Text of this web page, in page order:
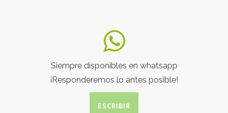
Siempre disponibles en whatsapp
¡Responderemos lo antes posible!
ESCRIBIR